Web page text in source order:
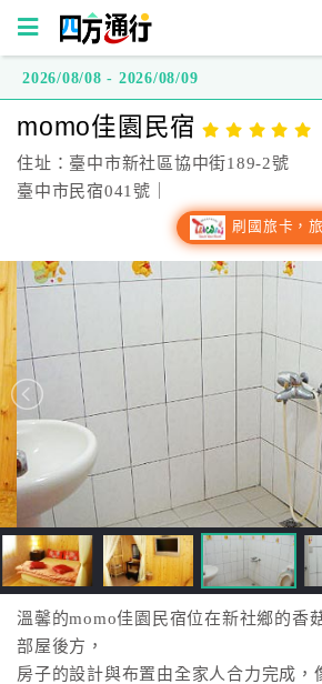
方
通
行
台
灣
訂
房
直
接
跟
飯
店
訂
房
HOT
2026/08/08 - 2026/08/09
momo佳園民宿
住址：臺中市新社區協中街189-2號
臺中市民宿041號｜
刷國旅卡，
溫馨的momo佳園民宿位在新社鄉的香
部屋後方，
房子的設計與布置由全家人合力完成，